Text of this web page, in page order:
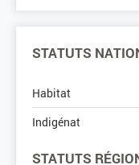
STATUTS
Habitat
Indigénat
STATUTS